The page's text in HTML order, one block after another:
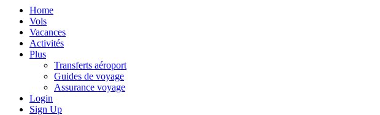
Home
Vols
Vacances
Activités
Plus
Transferts aéroport
Guides de voyage
Assurance voyage
Login
Sign Up